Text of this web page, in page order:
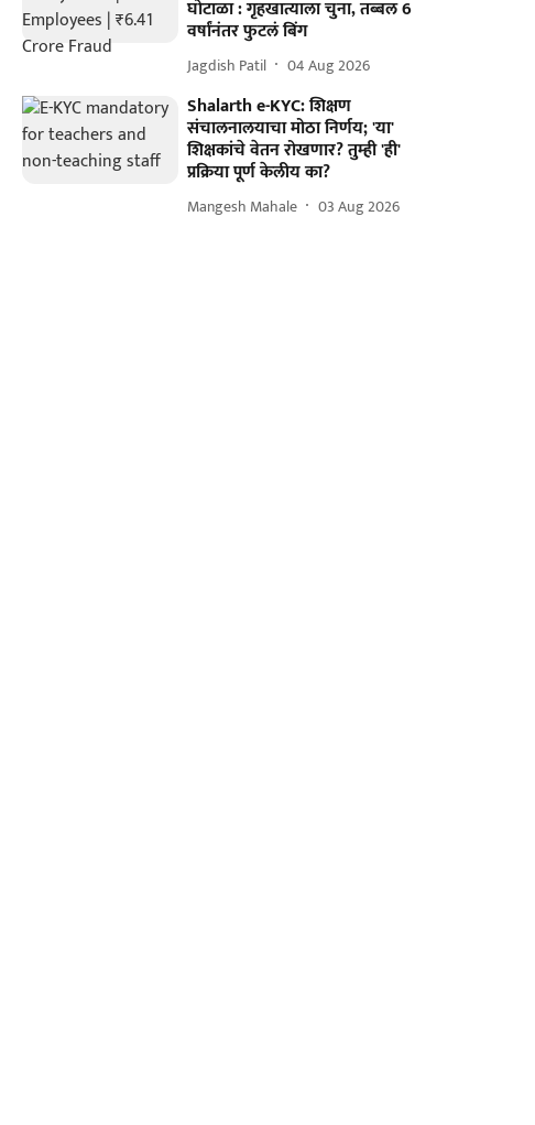
घोटाळा : गृहखात्याला चुना, तब्बल 6
वर्षांनंतर फुटलं बिंग
Jagdish Patil 04 Aug 2026
Shalarth e-KYC: शिक्षण
संचालनालयाचा मोठा निर्णय; 'या'
शिक्षकांचे वेतन रोखणार? तुम्ही 'ही'
प्रक्रिया पूर्ण केलीय का?
Mangesh Mahale 03 Aug 2026